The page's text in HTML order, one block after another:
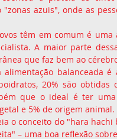
azuis", onde as
têm em comum é
A maior parte
que faz bem ao
balanceada
20% são obtidas
que o ideal é ter
e 5% de origem animal.
o conceito do "hara hachi
– uma boa reflexão